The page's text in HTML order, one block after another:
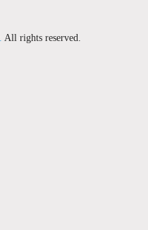
All rights reserved.